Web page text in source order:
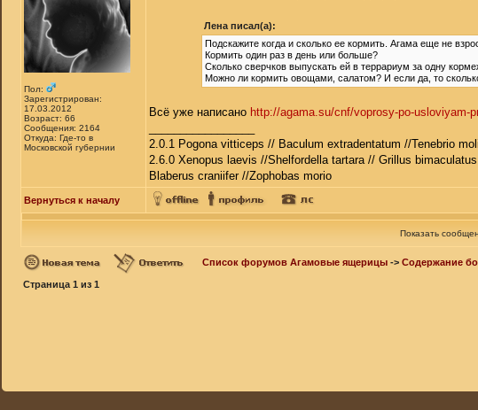
Пол:
Зарегистрирован:
17.03.2012
Возраст: 66
Сообщения: 2164
Откуда: Где-то в
Московской губернии
Лена писал(а):
Подскажите когда и сколько ее кормить. Агама еще не
Кормить один раз в день или больше?
Сколько сверчков выпускать ей в террариум за одну
Можно ли кормить овощами, салатом? И если да, то
Всё уже написано http://agama.su/cnf/voprosy-po-usloviyam-
2.0.1 Pogona vitticeps // Baculum extradentatum //Tenebrio
2.6.0 Xenopus laevis //Shelfordella tartara // Grillus
Blaberus craniifer //Zophobas morio
Вернуться к началу
Показать
Список форумов Агамовые ящерицы -> Содержание
Страница 1 из 1